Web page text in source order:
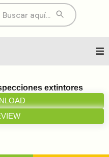
extintores